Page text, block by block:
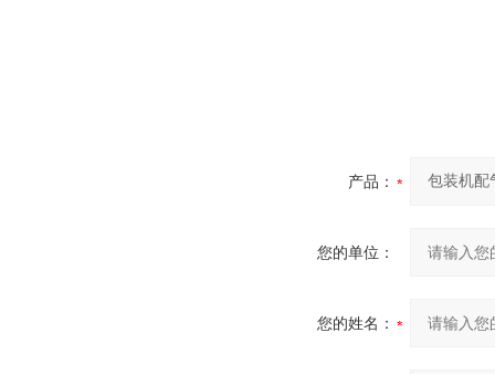
产品：
您的单位：
您的姓名：